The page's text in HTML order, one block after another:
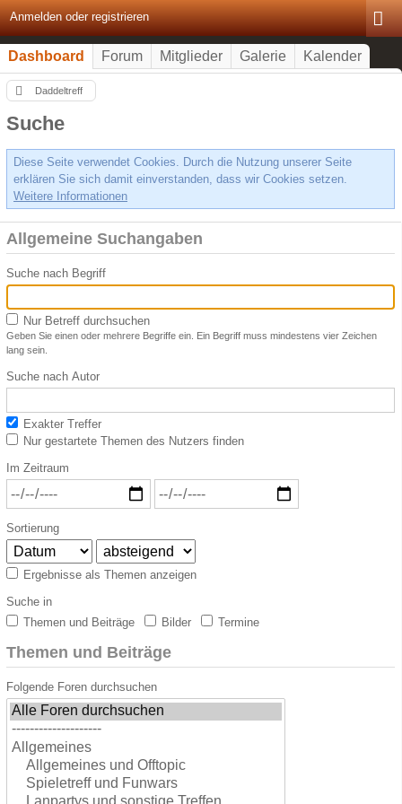
Anmelden oder registrieren
Dashboard Forum Mitglieder Galerie Kalender
Daddeltreff
Suche
Diese Seite verwendet Cookies. Durch die Nutzung unserer Seite
erklären Sie sich damit einverstanden, dass wir Cookies setzen.
Weitere Informationen
Allgemeine Suchangaben
Suche nach Begriff
Nur Betreff durchsuchen
Geben Sie einen oder mehrere Begriffe ein. Ein Begriff muss mindestens vier Zeichen
lang sein.
Suche nach Autor
Exakter Treffer
Nur gestartete Themen des Nutzers finden
Im Zeitraum
Sortierung
Ergebnisse als Themen anzeigen
Suche in
Themen und Beiträge
Bilder Termine
Themen und Beiträge
Folgende Foren durchsuchen